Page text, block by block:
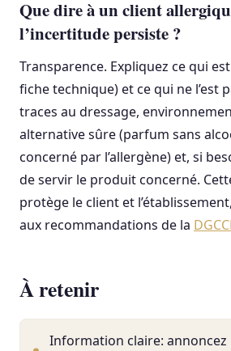
Que dire à un client
l’incertitude persiste ?
Transparence. Expliquez ce qui
fiche technique) et ce qui ne l’est
traces au dressage,
alternative sûre (parfum sans
concerné par l’allergène) et, si
de servir le produit concerné.
protège le client et
aux recommandations de la
À retenir
Information claire: